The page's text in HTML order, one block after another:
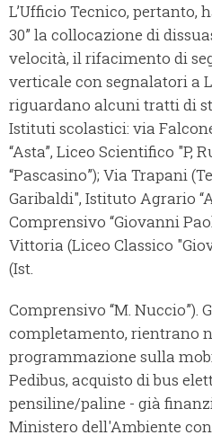
L’Ufficio Tecnico, pertanto,
30” la collocazione di
velocità, il rifacimento di
verticale con segnalatori a
riguardano alcuni tratti di
Istituti scolastici: via
“Asta”, Liceo Scientifico "P,
“Pascasino”); Via Trapani
Garibaldi", Istituto Agrario
Comprensivo “Giovanni
Vittoria (Liceo Classico
(Ist.
Comprensivo “M. Nuccio”).
completamento, rientrano
programmazione sulla
Pedibus, acquisto di bus
pensiline/paline - già
Ministero dell'Ambiente